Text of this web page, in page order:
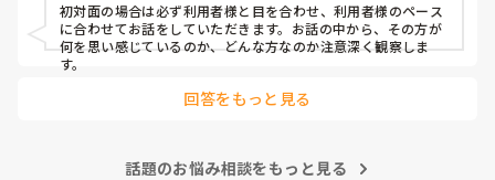
初対面の場合は必ず利用者様と目を合わせ、利用者様のペース
に合わせてお話をしていただきます。お話の中から、その方が
何を思い感じているのか、どんな方なのか注意深く観察しま
す。
回答をもっと見る
話題のお悩み相談をもっと見る